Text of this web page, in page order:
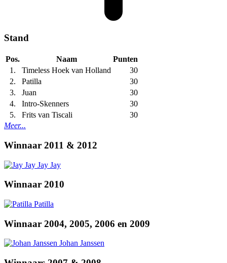
Stand
Pos. Naam
Punten
1.
Timeless Hoek van Holland
30
2.
Patilla
30
3.
Juan
30
4.
Intro-Skenners
30
5.
Frits van Tiscali
30
Meer...
Winnaar 2011 & 2012
Jay Jay
Winnaar 2010
Patilla
Winnaar 2004, 2005, 2006 en 2009
Johan Janssen